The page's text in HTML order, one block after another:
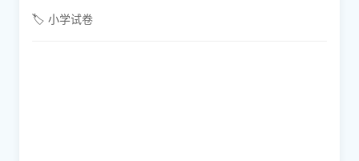
🏷️ 小学试卷